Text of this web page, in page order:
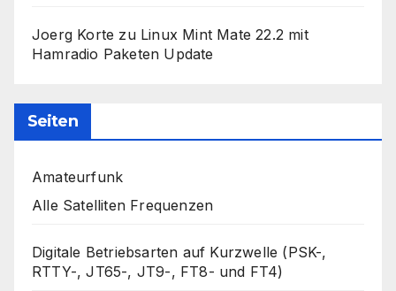
Joerg Korte zu Linux Mint Mate 22.2 mit
Hamradio Paketen Update
Seiten
Amateurfunk
Alle Satelliten Frequenzen
Digitale Betriebsarten auf Kurzwelle (PSK-,
RTTY-, JT65-, JT9-, FT8- und FT4)